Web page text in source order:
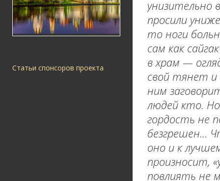
Статьи спонсоров проекта
просили
то ноги
сам как
в храм —
свой тянет и
ним
людей кто.
гордость не
безгрешен…
оно и к
произносит,
повлиять не